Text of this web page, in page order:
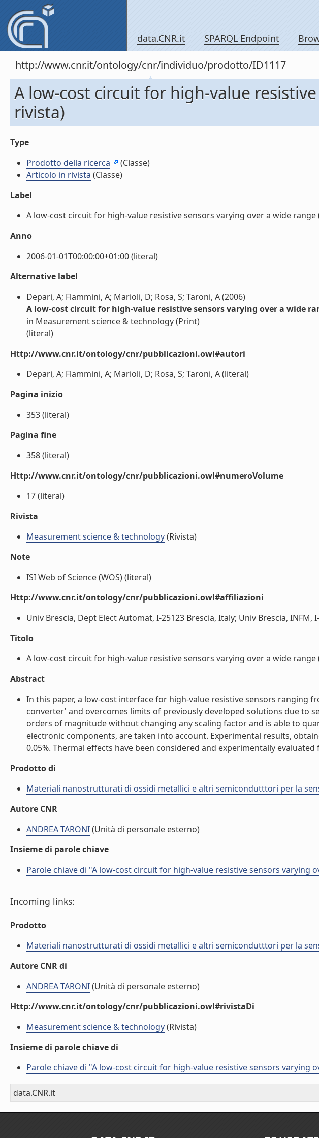
data.CNR.it SPARQL Endpoint
http://www.cnr.it/ontology/cnr/individuo/prodotto/ID1117
A low-cost circuit for high-value
rivista)
Type
Prodotto della ricerca
(Classe)
Articolo in rivista (Classe)
Label
A low-cost circuit for high-value resistive sensors varying over a wide
Anno
2006-01-01T00:00:00+01:00 (literal)
Alternative label
Depari, A; Flammini, A; Marioli, D; Rosa, S; Taroni, A (2006)
A low-cost circuit for high-value resistive sensors varying over a wide
in Measurement science & technology (Print)
(literal)
Http://www.cnr.it/ontology/cnr/pubblicazioni.owl#autori
Depari, A; Flammini, A; Marioli, D; Rosa, S; Taroni, A (literal)
Pagina inizio
353 (literal)
Pagina fine
358 (literal)
Http://www.cnr.it/ontology/cnr/pubblicazioni.owl#numeroVolume
17 (literal)
Rivista
Measurement science & technology(Rivista)
Note
ISI Web of Science (WOS) (literal)
Http://www.cnr.it/ontology/cnr/pubblicazioni.owl#affiliazioni
Univ Brescia, Dept Elect Automat, I-25123 Brescia, Italy; Univ Brescia, INFM,
Titolo
A low-cost circuit for high-value resistive sensors varying over a wide range
Abstract
In this paper, a low-cost interface for high-value resistive sensors ranging
converter' and overcomes limits of previously developed solutions due to
orders of magnitude without changing any scaling factor and is able to
electronic components, are taken into account. Experimental results,
0.05%. Thermal effects have been considered and experimentally
Prodotto di
Materiali nanostrutturati di ossidi metallici e altri semicondutttori per la
Autore CNR
ANDREA TARONI(Unità di personale esterno)
Insieme di parole chiave
Parole chiave di "A low-cost circuit for high-value resistive sensors varying
Incoming links:
Prodotto
Materiali nanostrutturati di ossidi metallici e altri semicondutttori per la
Autore CNR di
ANDREA TARONI(Unità di personale esterno)
Http://www.cnr.it/ontology/cnr/pubblicazioni.owl#rivistaDi
Measurement science & technology(Rivista)
Insieme di parole chiave di
Parole chiave di "A low-cost circuit for high-value resistive sensors varying
data.CNR.it